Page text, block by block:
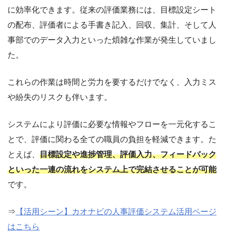
に効率化できます。従来の評価業務には、目標設定シート
の配布、評価者による手書き記入、回収、集計、そして人
事部でのデータ入力といった煩雑な作業が発生していまし
た。
これらの作業は時間と労力を要するだけでなく、入力ミス
や紛失のリスクも伴います。
システムにより評価に必要な情報やフローを一元化するこ
とで、評価に関わる全ての職員の負担を軽減できます。た
とえば、 目標設定や進捗管理、評価入力、フィードバック
といった一連の流れをシステム上で完結させることが可能
です。
⇒ 【活用シーン】カオナビの人事評価システム活用ページ
はこちら